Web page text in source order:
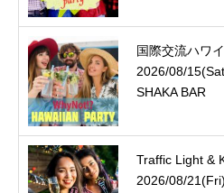
国際交流ハワ
2026/08/
SHAKA BAR
Traffic Light &
2026/08/